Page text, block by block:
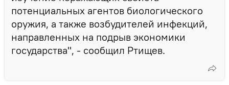
потенциальных агентов биологического
оружия, а также возбудителей инфекций,
направленных на подрыв экономики
государства", - сообщил Ртищев.